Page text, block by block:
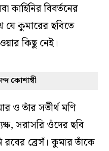
কাহিনির বিবর্তনের
যে কুমারের ছবিতে
কিছু নেই।
কোশাম্বী
ও তাঁর সতীর্থ মণি
সরাসরি ওঁদের ছবি
রবের ব্রেসঁ। কুমার তাঁকে